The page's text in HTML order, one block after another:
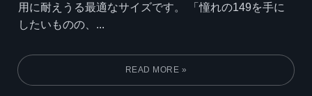
用に耐えうる最適なサイズです。 「憧れの149を手に
したいものの、...